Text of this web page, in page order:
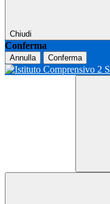
Chiudi
Conferma
Annulla Conferma